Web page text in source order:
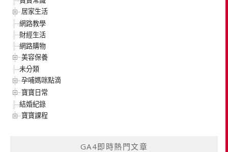
居家生活
網路教學
財經生活
網路購物
美容保養
未分類
孕哺媽咪點滴
寶寶日常
結婚紀錄
寶寶課程
GA4即時熱門文章